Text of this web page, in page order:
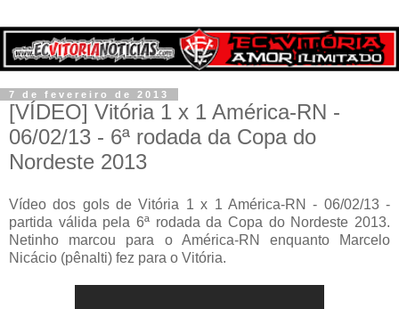
7 de fevereiro de 2013
[VÍDEO] Vitória 1 x 1 América-RN -
06/02/13 - 6ª rodada da Copa do
Nordeste 2013
Vídeo dos gols de Vitória 1 x 1 América-RN - 06/02/13 -
partida válida pela 6ª rodada da Copa do Nordeste 2013.
Netinho marcou para o América-RN enquanto Marcelo
Nicácio (pênalti) fez para o Vitória.